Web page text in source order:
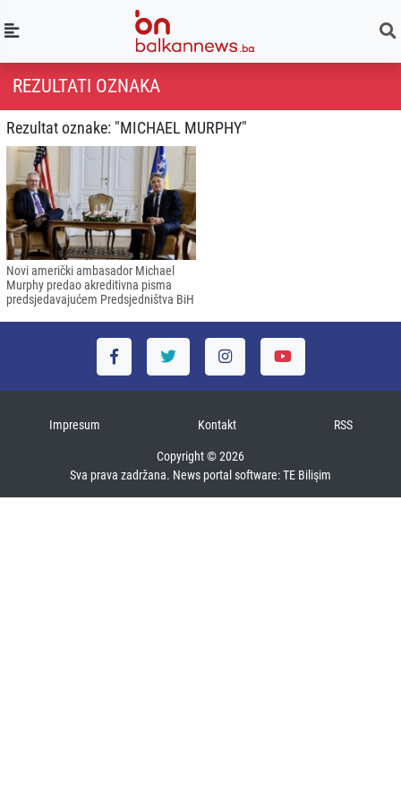
REZULTATI OZNAKA
Rezultat oznake: "MICHAEL MURPHY"
Novi američki ambasador Michael
Murphy predao akreditivna pisma
predsjedavajućem Predsjedništva BiH
Impresum Kontakt RSS
Copyright © 2026
Sva prava zadržana. News portal software:TE Bilişim